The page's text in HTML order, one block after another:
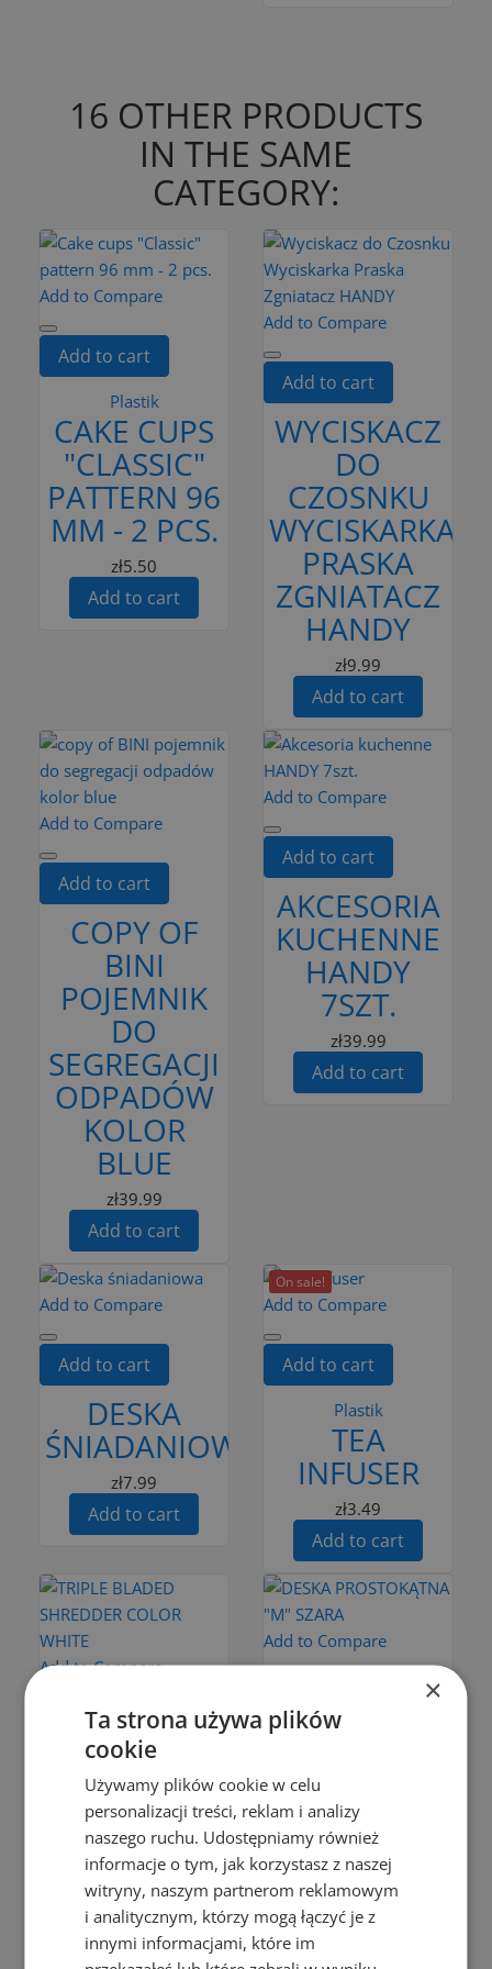
16 OTHER PRODUCTS
IN THE SAME
CATEGORY:
Add to Compare
Add to cart
Plastik
CAKE CUPS
"CLASSIC"
PATTERN 96
MM - 2 PCS.
zł5.50
Add to cart
Add to Compare
Add to cart
WYCISKACZ
DO
CZOSNKU
WYCISKARKA
PRASKA
ZGNIATACZ
HANDY
zł9.99
Add to cart
Add to Compare
Add to cart
COPY OF
BINI
POJEMNIK
DO
SEGREGACJI
ODPADÓW
KOLOR
BLUE
zł39.99
Add to cart
Add to Compare
Add to cart
AKCESORIA
KUCHENNE
HANDY
7SZT.
zł39.99
Add to cart
Add to Compare
Add to cart
DESKA
ŚNIADANIOWA
zł7.99
Add to cart
On sale!
Add to Compare
Add to cart
Plastik
TEA
INFUSER
zł3.49
Add to cart
Add to Compare
Add to cart
TRIPLE
BLADED
SHREDDER
COLOR
WHITE
Add to Compare
PROSTOKĄTNA
"M" SZARA
zł12.99
Add to cart
×
Ta strona używa plików
cookie
Używamy plików cookie w celu
personalizacji treści, reklam i analizy
naszego ruchu. Udostępniamy również
informacje o tym, jak korzystasz z naszej
witryny, naszym partnerom reklamowym
i analitycznym, którzy mogą łączyć je z
innymi informacjami, które im